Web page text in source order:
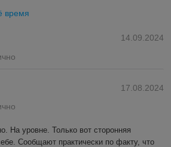
время
14.09.2024
17.08.2024
На уровне. Только вот сторонняя
Сообщают практически по факту, что